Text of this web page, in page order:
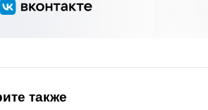
также